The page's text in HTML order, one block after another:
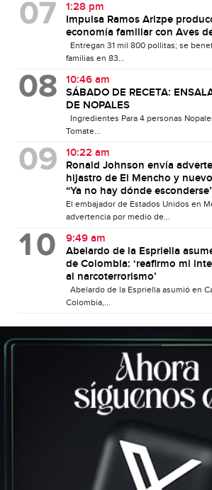
1:28 pm
Impulsa Ramos Arizpe
economía familiar con Aves
Entregan 31 mil 800 pollitas; se
familias en 83...
10:46 am
SÁBADO DE RECETA:
DE NOPALES
Ingredientes Para 4 personas
Tomate...
10:22 am
Ronald Johnson envía
hijastro de El Mencho y
“Ya no hay dónde
El embajador de Estados Unidos en
advertencia por medio de...
9:49 am
Abelardo de la Espriella
de Colombia: ‘reafirmo mi
al narcoterrorismo’
Abelardo de la Espriella asumió en
Colombia,...